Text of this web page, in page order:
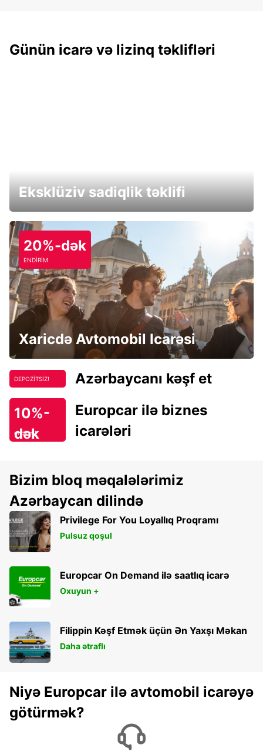
Günün icarə və lizinq təklifləri
Eksklüziv sadiqlik təklifi
20%-dək
ENDİRİM
Xaricdə Avtomobil Icarəsi
DEPOZİTSİZ! Azərbaycanı kəşf et
10%-
dək
endirim!
Europcar ilə biznes
icarələri
Bizim bloq məqalələrimiz
Azərbaycan dilində
Privilege For You Loyallıq Proqramı
Pulsuz qoşul
Europcar On Demand ilə saatlıq icarə
Oxuyun +
Filippin Kəşf Etmək üçün Ən Yaxşı Məkan
Daha ətraflı
Niyə Europcar ilə avtomobil icarəyə
götürmək?